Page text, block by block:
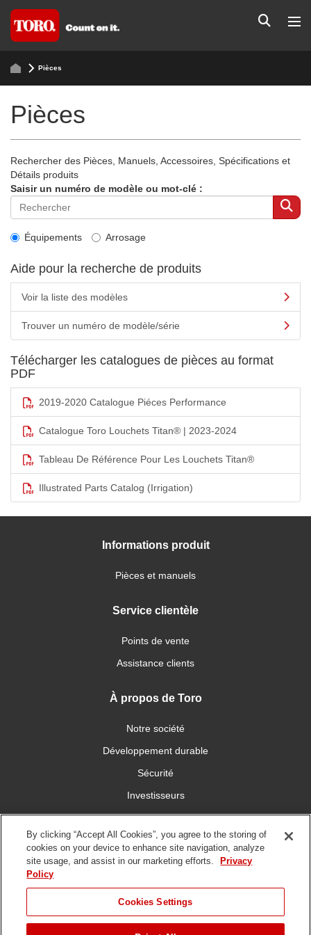
Pièces
Pièces
Rechercher des Pièces, Manuels, Accessoires, Spécifications et
Détails produits
Saisir un numéro de modèle ou mot-clé :
Équipements Arrosage
Aide pour la recherche de produits
Voir la liste des modèles
Trouver un numéro de modèle/série
Télécharger les catalogues de pièces au format
PDF
2019-2020 Catalogue Piéces Performance
Catalogue Toro Louchets Titan® | 2023-2024
Tableau De Référence Pour Les Louchets Titan®
Illustrated Parts Catalog (Irrigation)
Informations produit
Pièces et manuels
Service clientèle
Points de vente
Assistance clients
À propos de Toro
Notre société
Développement durable
Sécurité
Investisseurs
Carrières
Connectez-vous avec nous
By clicking “Accept All Cookies”, you agree to the storing of
cookies on your device to enhance site navigation, analyze
site usage, and assist in our marketing efforts.
Privacy
Policy
Cookies Settings